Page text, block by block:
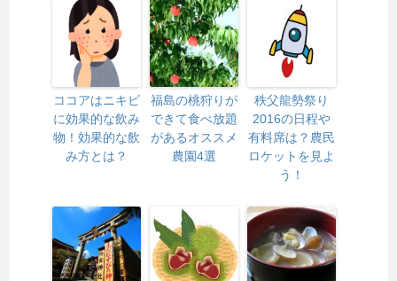
ココアはニキビ
に効果的な飲み
物！効果的な飲
み方とは？
福島の桃狩りが
できて食べ放題
があるオススメ
農園4選
秩父龍勢祭り
2016の日程や
有料席は？農民
ロケットを見よ
う！